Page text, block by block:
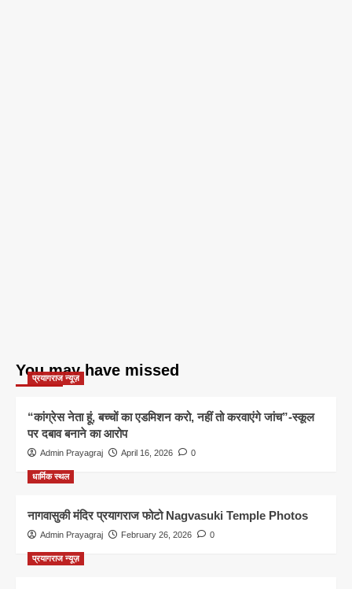
You may have missed
प्रयागराज न्यूज़
“कांग्रेस नेता हूं, बच्चों का एडमिशन करो, नहीं तो करवाएंगे जांच”-स्कूल
पर दबाव बनाने का आरोप
Admin Prayagraj April 16, 2026 0
धार्मिक स्थल
नागवासुकी मंदिर प्रयागराज फोटो Nagvasuki Temple Photos
Admin Prayagraj February 26, 2026 0
प्रयागराज न्यूज़